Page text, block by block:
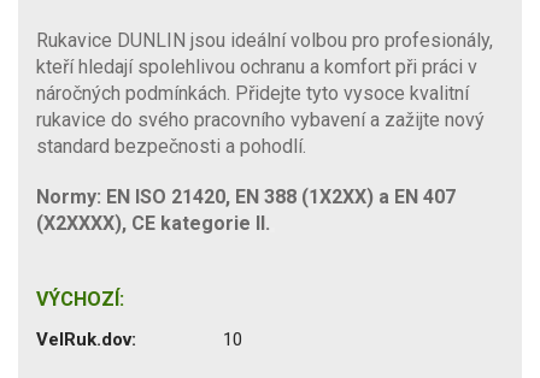
Rukavice DUNLIN jsou ideální volbou pro profesionály,
kteří hledají spolehlivou ochranu a komfort při práci v
náročných podmínkách. Přidejte tyto vysoce kvalitní
rukavice do svého pracovního vybavení a zažijte nový
standard bezpečnosti a pohodlí.
Normy: EN ISO 21420, EN 388 (1X2XX) a EN 407
(X2XXXX), CE kategorie II.
VÝCHOZÍ:
VelRuk.dov: 10